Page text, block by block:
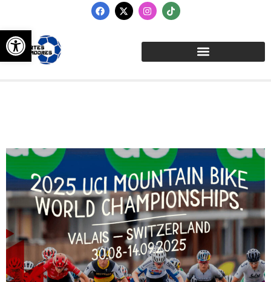
Abrir barra de herramientas